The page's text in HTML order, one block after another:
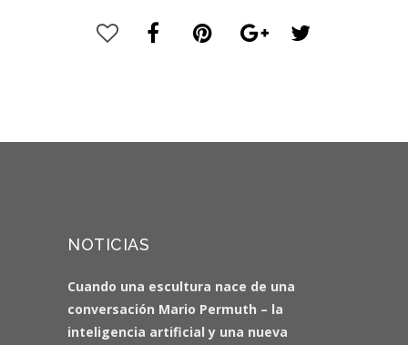
NOTICIAS
Cuando una escultura nace de una
conversación Mario Permuth – la
inteligencia artificial y una nueva